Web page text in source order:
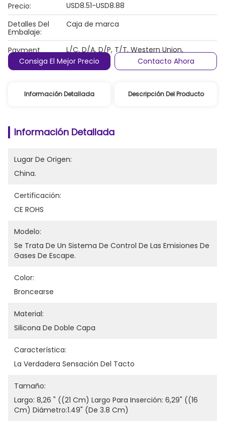
Precio:
USD8.51-USD8.88
Detalles Del
Embalaje:
Caja de marca
Payment
Terms:
L/C, D/A, D/P, T/T, Western Union,
MoneyGram
Consiga El Mejor Precio Contacto Ahora
Información Detallada Descripción Del Producto
Información Detallada
Lugar De Origen:
China.
Certificación:
CE ROHS
Modelo:
Se Trata De Un Sistema De Control De Las Emisiones De
Gases De Escape.
Color:
Broncearse
Material:
Silicona De Doble Capa
Característica:
La Verdadera Sensación Del Tacto
Tamaño:
Largo: 8,26 " ((21 Cm) Largo Para Inserción: 6,29" ((16
Cm) Diámetro:1.49" (de 3.8 Cm)